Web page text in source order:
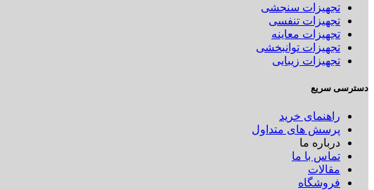
تجهیزات سنجشی
تجهیزات تنفسی
تجهیزات معاینه
تجهیزات توانبخشی
تجهیزات زیبایی
دسترسی سریع
راهنمای خرید
پرسش های متداول
درباره ما
تماس با ما
مقالات
فروشگاه